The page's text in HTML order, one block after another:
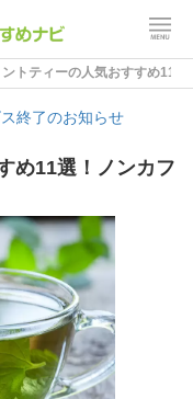
トティーの人気おすすめ11
終了のお知らせ
め11選！ノンカフ